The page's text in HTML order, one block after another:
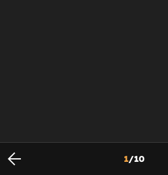
1/10